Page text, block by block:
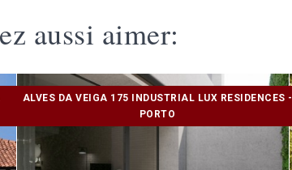
aussi aimer:
ALVES DA VEIGA 175 INDUSTRIAL LUX RESIDENCES -
PORTO